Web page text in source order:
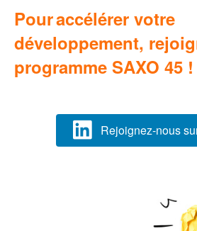
Pouraccélérer votre
développement,
programme SAXO 45 !
Rejoignez-nous